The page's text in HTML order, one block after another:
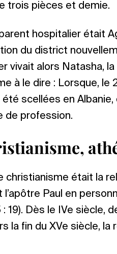
trois pièces et demie.
hospitalier était
du district
vivait alors Natasha,
à le dire : Lorsque, le
scellées en Albanie,
de profession.
christianisme était la
l’apôtre Paul en
: 19). Dès le IVe
la fin du XVe siècle,